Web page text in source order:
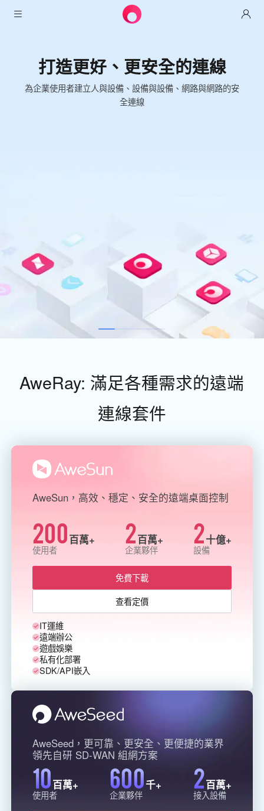
AweSun
遠程桌面控制
解決方案
遠程數據訪問
工業製造
連鎖零售
AweShell企業版
中國香港
繁體中文
Asia
中國香港 中國澳門
繁體中文
中國台灣
한국
한국어
Malaysia
English
Việt Nam
Tiếng Việt
دولة الإمارات العربية المتحدة
Philippines
English
English Русский
Узбекистан
Русский
Кыргызстан
Русский
United Kingdom
English
España
Россия
Русский
Belgien
North America
United States Canada
聯系我們
打造更好、更安全的連線
為企業使用者建立人與設備、設備與設備、網路與網路的安
全連線
AweRay: 滿足各種需求的遠端
連線套件
AweSun，高效、穩定、安全的遠端桌面控制
200百萬+
使用者
2百萬+
企業夥伴
2十億+
設備
免費下載
查看定價
IT運維
遠端辦公
遊戲娛樂
私有化部署
SDK/API嵌入
AweSeed，更可靠、更安全、更便捷的業界
領先自研 SD-WAN 組網方案
10百萬+
使用者
600千+
企業夥伴
2百萬+
接入設備